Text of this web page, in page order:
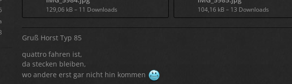
129,06 kB – 11 Downloads 104,16 kB – 13 Downloads
Gruß Horst Typ 85
quattro fahren ist,
da stecken bleiben,
wo andere erst gar nicht hin kommen